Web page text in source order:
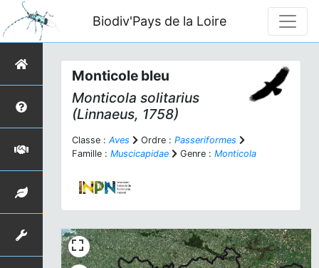
Biodiv'Pays de la Loire
Monticole bleu
Monticola solitarius
(Linnaeus, 1758)
Classe : Aves Ordre : Passeriformes
Famille : Muscicapidae Genre : Monticola